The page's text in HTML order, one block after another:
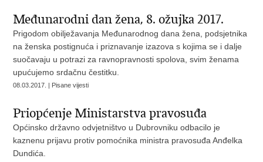
Međunarodni dan žena, 8. ožujka 2017.
Prigodom obilježavanja Međunarodnog dana žena, podsjetnika
na ženska postignuća i priznavanje izazova s kojima se i dalje
suočavaju u potrazi za ravnopravnosti spolova, svim ženama
upućujemo srdačnu čestitku.
08.03.2017. | Pisane vijesti
Priopćenje Ministarstva pravosuđa
Općinsko državno odvjetništvo u Dubrovniku odbacilo je
kaznenu prijavu protiv pomoćnika ministra pravosuđa Anđelka
Dundića.